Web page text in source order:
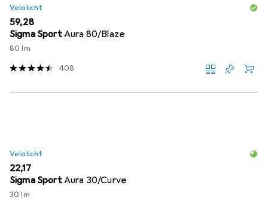
Velolicht
EUR
59,28
Sigma SportAura 80/Blaze
80 lm
408
Velolicht
EUR
22,17
Sigma SportAura 30/Curve
30 lm